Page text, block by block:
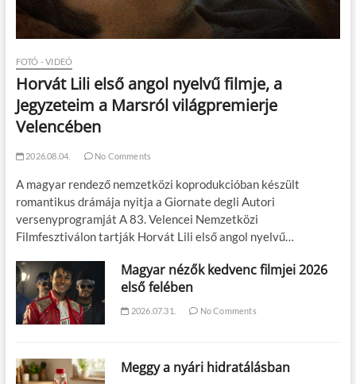
FOTÓ - VIDEÓ
Horvát Lili első angol nyelvű filmje, a
Jegyzeteim a Marsról világpremierje
Velencében
2026.08.04. No Comments
A magyar rendező nemzetközi koprodukcióban készült
romantikus drámája nyitja a Giornate degli Autori
versenyprogramját A 83. Velencei Nemzetközi
Filmfesztiválon tartják Horvát Lili első angol nyelvű…
Magyar nézők kedvenc filmjei 2026
első felében
2026.07.31. No Comments
Meggy a nyári hidratálásban